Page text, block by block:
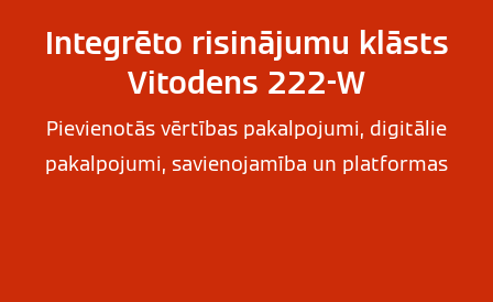
Integrēto risinājumu klāsts
Vitodens 222-W
Pievienotās vērtības pakalpojumi, digitālie
pakalpojumi, savienojamība un platformas